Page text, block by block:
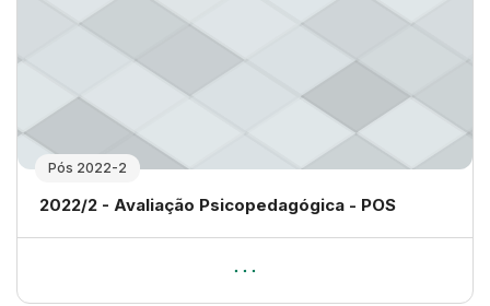
Pós 2022-2
Nome da disciplina
2022/2 - Avaliação Psicopedagógica - POS